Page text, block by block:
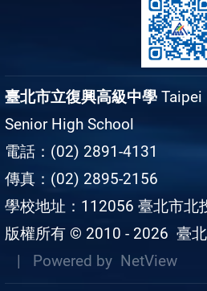
臺北市立復興高級中學 Taipei
Senior High School
電話：(02) 2891-4131
傳真：(02) 2895-2156
學校地址：112056 臺北市北
版權所有 © 2010 - 2026 臺
| Powered by NetView